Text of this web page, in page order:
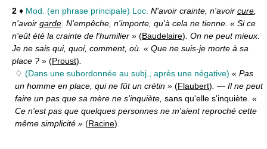
2 ♦ Mod. (en phrase principale) Loc. N'avoir crainte, n'avoir cure
n'avoir garde . N'empêche, n'importe, qu'à cela ne tienne. « Si ce
n'eût été la crainte de l'humilier » (Baudelaire) . On ne peut mieux.
Je ne sais qui, quoi, comment, où. « Que ne suis-je morte à sa
place ? » (Proust)
♢ (Dans une subordonnée au subj., après une négative) « Pas
un homme en place, qui ne fût un crétin » (Flaubert) — Il ne peut
faire un pas que sa mère ne s'inquiète, sans qu'elle s'inquiète. «
Ce n'est pas que quelques personnes ne m'aient reproché cette
même simplicité » (Racine)